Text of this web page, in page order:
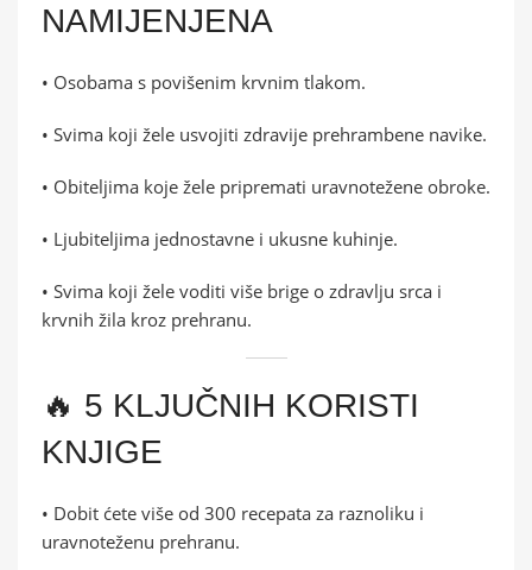
NAMIJENJENA
• Osobama s povišenim krvnim tlakom.
• Svima koji žele usvojiti zdravije prehrambene navike.
• Obiteljima koje žele pripremati uravnotežene obroke.
• Ljubiteljima jednostavne i ukusne kuhinje.
• Svima koji žele voditi više brige o zdravlju srca i
krvnih žila kroz prehranu.
🔥 5 KLJUČNIH KORISTI
KNJIGE
• Dobit ćete više od 300 recepata za raznoliku i
uravnoteženu prehranu.